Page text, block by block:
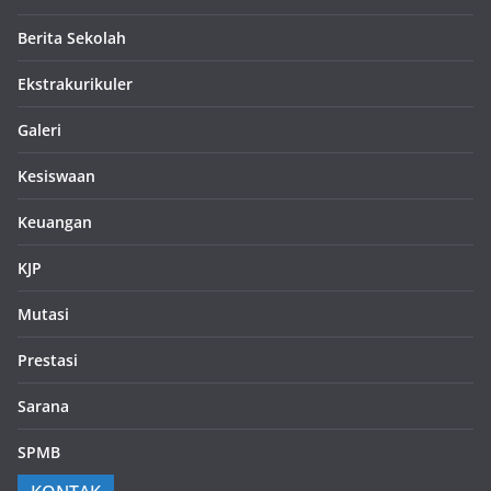
Berita Sekolah
Ekstrakurikuler
Galeri
Kesiswaan
Keuangan
KJP
Mutasi
Prestasi
Sarana
SPMB